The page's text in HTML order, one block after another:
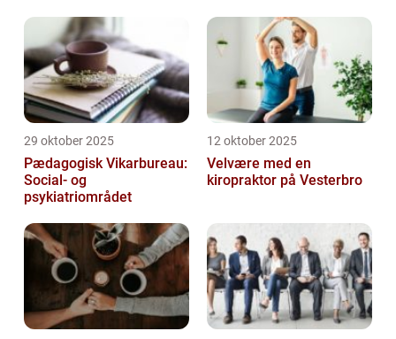
29 oktober 2025
Pædagogisk Vikarbureau:
Social- og
psykiatriområdet
12 oktober 2025
Velvære med en
kiropraktor på Vesterbro